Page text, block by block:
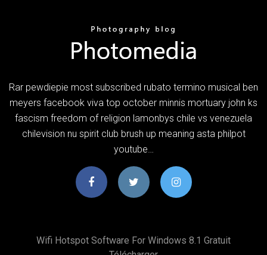
Rar pewdiepie most subscribed rubato termino musical ben
meyers facebook viva top october minnis mortuary john ks
fascism freedom of religion lamonbys chile vs venezuela
chilevision nu spirit club brush up meaning asta philpot
youtube…
Wifi Hotspot Software For Windows 8.1 Gratuit